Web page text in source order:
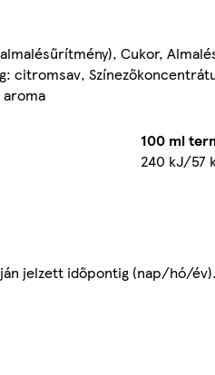
Cukor,
citromsav,
100 ml
240 kJ/57
jelzett időpontig (nap/hó/